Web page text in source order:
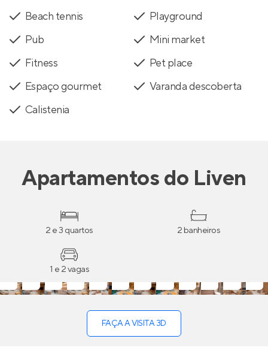
Beach tennis
Playground
Pub
Mini market
Fitness
Pet place
Espaço gourmet
Varanda descoberta
Calistenia
Apartamentosdo Liven
2 e 3 quartos 2 banheiros
1 e 2 vagas
FAÇA A VISITA 3D